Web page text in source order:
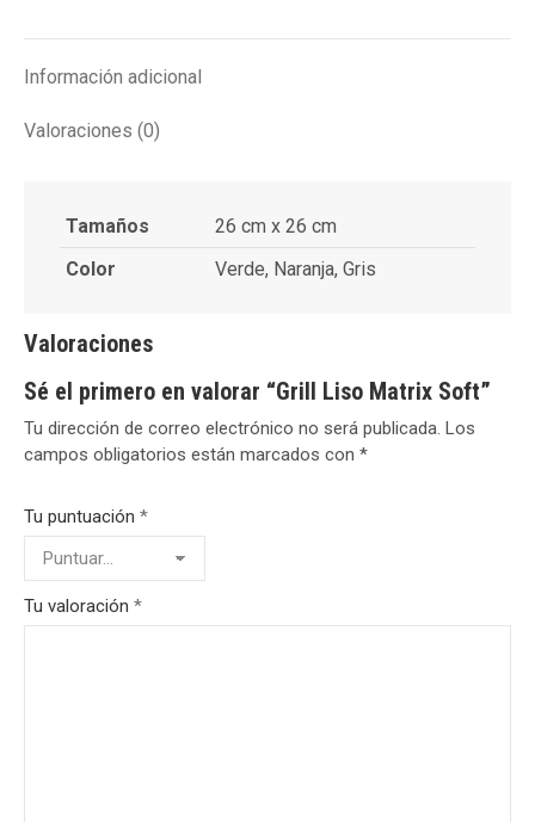
Información adicional
Valoraciones (0)
Tamaños
26 cm x 26 cm
Color
Verde, Naranja, Gris
Valoraciones
Sé el primero en valorar “Grill Liso Matrix Soft”
Tu dirección de correo electrónico no será publicada. Los
campos obligatorios están marcados con *
Tu puntuación *
Tu valoración *